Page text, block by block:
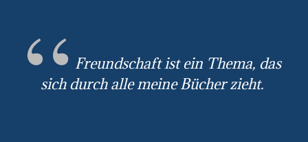
Freundschaft ist ein Thema, das
sich durch alle meine Bücher zieht.